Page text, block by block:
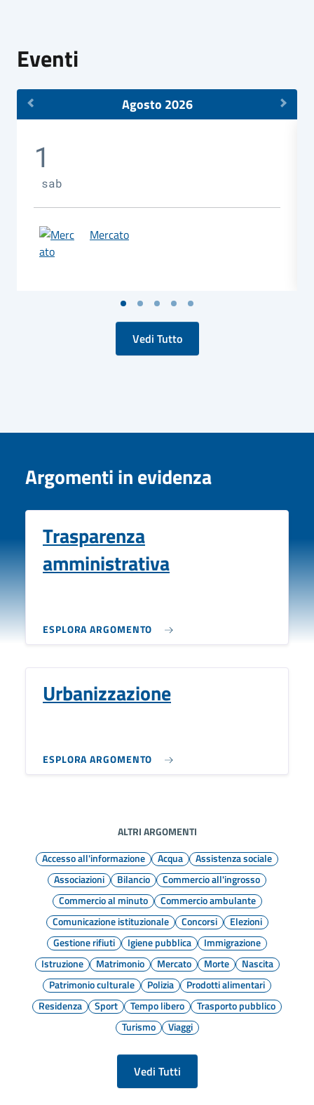
Eventi
Agosto 2026
1
sab
Mercato
Vedi Tutto
Argomenti in evidenza
Trasparenza
amministrativa
ESPLORA ARGOMENTO
Urbanizzazione
ESPLORA ARGOMENTO
ALTRI ARGOMENTI
Accesso all'informazione
Acqua
Assistenza sociale
Associazioni
Bilancio
Commercio all'ingrosso
Commercio al minuto
Commercio ambulante
Comunicazione istituzionale
Concorsi
Elezioni
Gestione rifiuti
Igiene pubblica
Immigrazione
Istruzione
Matrimonio Mercato Morte
Nascita
Patrimonio culturale
Polizia
Prodotti alimentari
Residenza
Sport Tempo libero
Trasporto pubblico
Turismo
Viaggi
Vedi Tutti